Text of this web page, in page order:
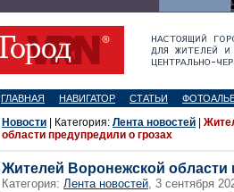
ГЛАВНАЯ НАВИГАТОР СТАТЬИ
Новости | Категория: Лента новостей
области предупредили о грозах
Жителей Воронежской области
Категория: Лента новостей, 3 сентября